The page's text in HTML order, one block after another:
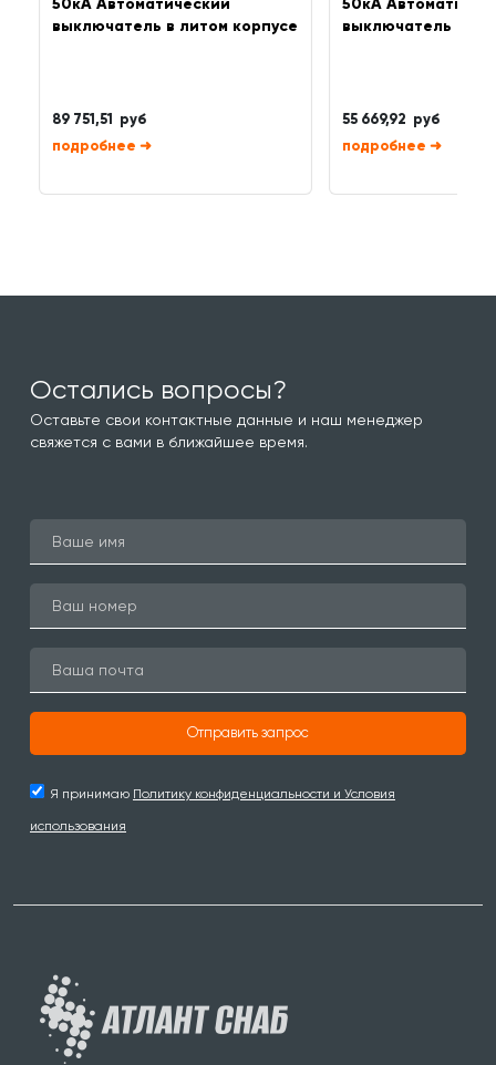
50кА Автоматический
выключатель в литом корпусе
89 751,51 руб
➜
50кА
выключатель в
55 669,92 руб
➜
Остались вопросы?
Оставьте свои контактные данные и наш менеджер
свяжется с вами в ближайшее время.
Отправить запрос
Я принимаю Политику конфиденциальности и Условия
использования